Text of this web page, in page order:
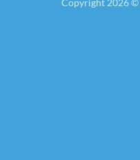
Copyright 2026 ©